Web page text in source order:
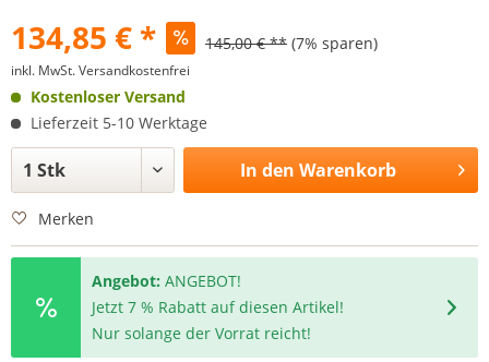
134,85 € * 145,00 € ** (7% sparen)
inkl. MwSt.Versandkostenfrei
Kostenloser Versand
Lieferzeit 5-10 Werktage
In den Warenkorb
Merken
Angebot: ANGEBOT!
Jetzt 7 % Rabatt auf diesen Artikel!
Nur solange der Vorrat reicht!